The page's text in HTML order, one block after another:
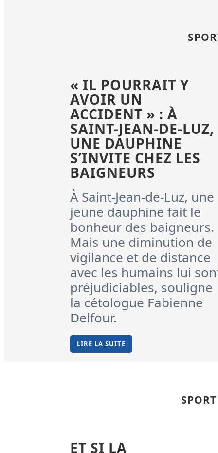
« IL POURRAIT Y
AVOIR UN
ACCIDENT » : À
SAINT-JEAN-DE-LUZ,
UNE DAUPHINE
S’INVITE CHEZ LES
BAIGNEURS
À Saint-Jean-de-Luz, une
jeune dauphine fait le
bonheur des baigneurs.
Mais une diminution de
vigilance et de distance
avec les humains lui
préjudiciables, souligne
la cétologue Fabienne
Delfour.
LIRE LA SUITE
ET SI LA